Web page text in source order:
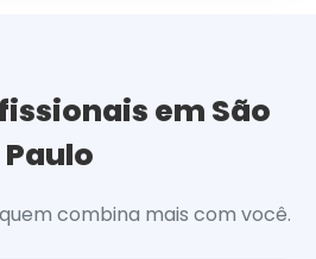
em São
Paulo
combina mais com você.